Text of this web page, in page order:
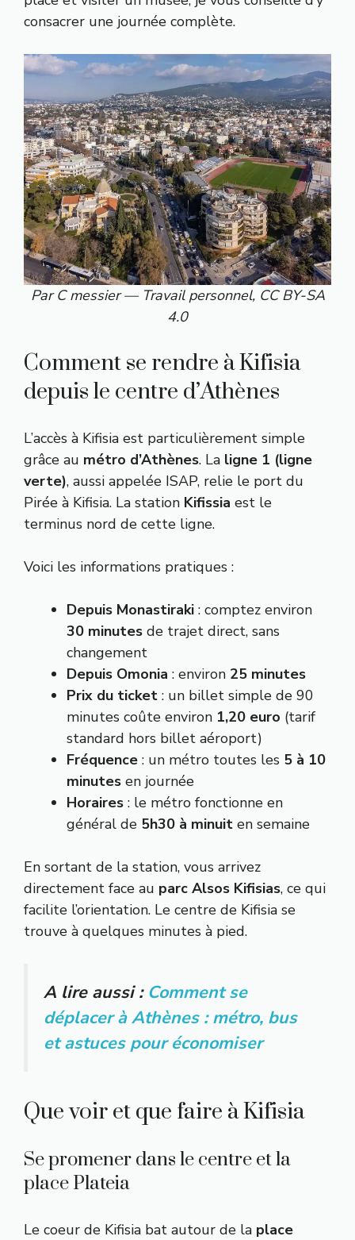
consacrer une journée complète.
Par C messier — Travail personnel, CC BY-SA
4.0
Comment se rendre à Kifisia
depuis le centre d’Athènes
L’accès à Kifisia est particulièrement simple
grâce au métro d’Athènes. La ligne 1 (ligne
verte), aussi appelée ISAP, relie le port du
Pirée à Kifisia. La station Kifissia est le
terminus nord de cette ligne.
Voici les informations pratiques :
Depuis Monastiraki : comptez environ
30 minutes de trajet direct, sans
changement
Depuis Omonia : environ 25 minutes
Prix du ticket : un billet simple de 90
minutes coûte environ 1,20 euro (tarif
standard hors billet aéroport)
Fréquence : un métro toutes les 5 à 10
minutes en journée
Horaires : le métro fonctionne en
général de 5h30 à minuit en semaine
En sortant de la station, vous arrivez
directement face au parc Alsos Kifisias, ce qui
facilite l’orientation. Le centre de Kifisia se
trouve à quelques minutes à pied.
A lire aussi : Comment se
déplacer à Athènes : métro, bus
et astuces pour économiser
Que voir et que faire à Kifisia
Se promener dans le centre et la
place Plateia
Le coeur de Kifisia bat autour de la place